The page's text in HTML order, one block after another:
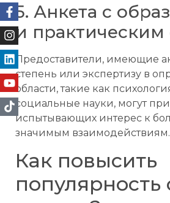
5. Анкета с
и
Предоставители, имеющие
степень или экспертизу в
области, такие как
социальные науки, могут
испытывающих интерес к
значимым взаимодействиям.
Как повысить
популярность